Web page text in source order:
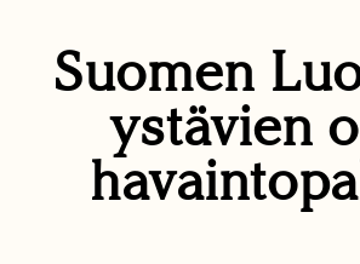
Suomen
ystävien